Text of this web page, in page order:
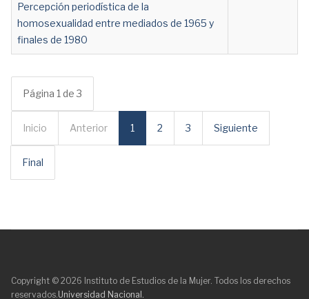
Percepción periodística de la
homosexualidad entre mediados de 1965 y
finales de 1980
Página 1 de 3
Inicio Anterior 1 2 3 Siguiente
Final
Copyright © 2026 Instituto de Estudios de la Mujer. Todos los derechos
reservados.Universidad Nacional.